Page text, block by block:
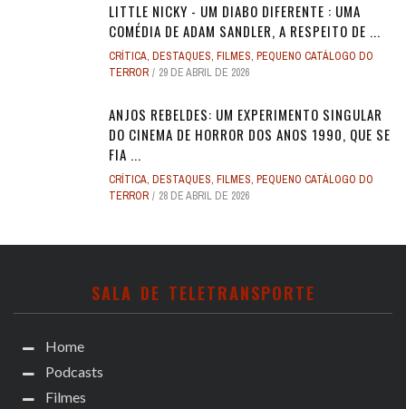
LITTLE NICKY - UM DIABO DIFERENTE : UMA
COMÉDIA DE ADAM SANDLER, A RESPEITO DE ...
CRÍTICA, DESTAQUES, FILMES, PEQUENO CATÁLOGO DO
TERROR
29 DE ABRIL DE 2026
ANJOS REBELDES: UM EXPERIMENTO SINGULAR
DO CINEMA DE HORROR DOS ANOS 1990, QUE SE
FIA ...
CRÍTICA, DESTAQUES, FILMES, PEQUENO CATÁLOGO DO
TERROR
28 DE ABRIL DE 2026
SALA DE TELETRANSPORTE
Home
Podcasts
Filmes